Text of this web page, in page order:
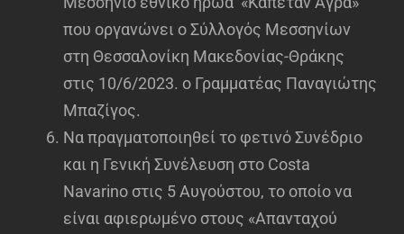
που οργανώνει ο Σύλλογός Μεσσηνίων
στη Θεσσαλονίκη Μακεδονίας-Θράκης
στις 10/6/2023. ο Γραμματέας Παναγιώτης
Μπαζίγος.
Να πραγματοποιηθεί το φετινό Συνέδριο
και η Γενική Συνέλευση στο Costa
Navarino στις 5 Αυγούστου, το οποίο να
είναι αφιερωμένο στους «Απανταχού